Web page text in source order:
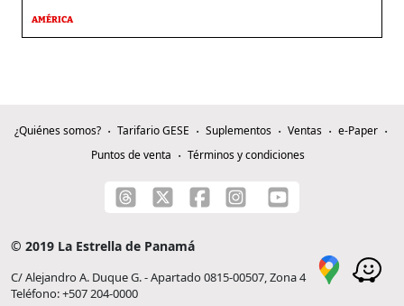
AMÉRICA
¿Quiénes somos? Tarifario GESE Suplementos Ventas
e-Paper
Puntos de venta
Términos y condiciones
© 2019 La Estrella de Panamá
C/ Alejandro A. Duque G. - Apartado 0815-00507, Zona 4
Teléfono: +507 204-0000